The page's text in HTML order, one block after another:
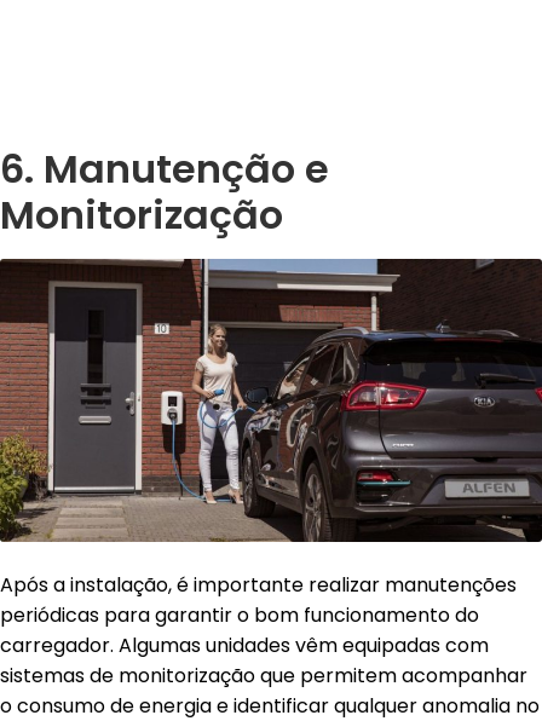
6. Manutenção e
Monitorização
Após a instalação, é importante realizar manutenções
periódicas para garantir o bom funcionamento do
carregador. Algumas unidades vêm equipadas com
sistemas de monitorização que permitem acompanhar
o consumo de energia e identificar qualquer anomalia no